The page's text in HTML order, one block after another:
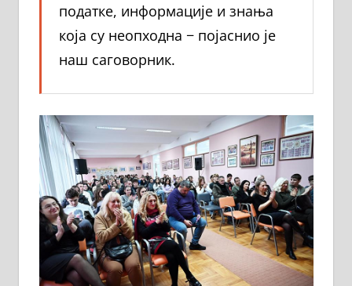
податке, информације и знања
која су неопходна − појаснио је
наш саговорник.